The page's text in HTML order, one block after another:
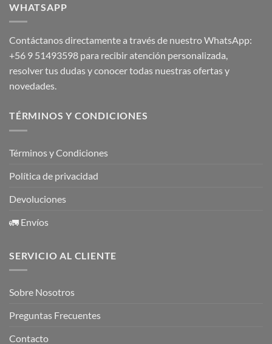
WHATSAPP
Contáctanos directamente a través de nuestro WhatsApp:
+56 9 51493598 para recibir atención personalizada,
resolver tus dudas y conocer todas nuestras ofertas y
novedades.
TÉRMINOS Y CONDICIONES
Términos y Condiciones
Política de privacidad
Devoluciones
🚛 Envíos
SERVICIO AL CLIENTE
Sobre Nosotros
Preguntas Frecuentes
Contacto